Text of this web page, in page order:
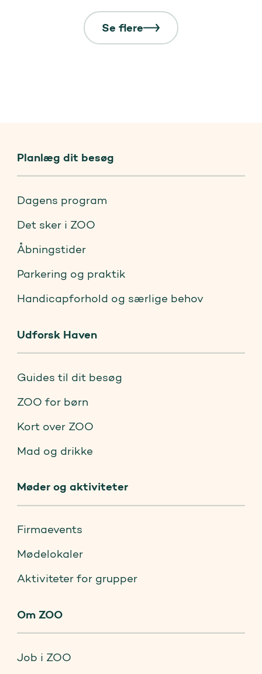
Se flere
Planlæg dit besøg
Dagens program
Det sker i ZOO
Åbningstider
Parkering og praktik
Handicapforhold og særlige behov
Udforsk Haven
Guides til dit besøg
ZOO for børn
Kort over ZOO
Mad og drikke
Møder og aktiviteter
Firmaevents
Mødelokaler
Aktiviteter for grupper
Om ZOO
Job i ZOO